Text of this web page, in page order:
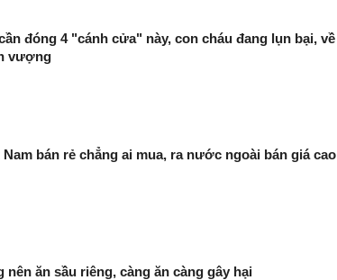
đóng 4 "cánh cửa" này, con cháu đang lụn bại, về
vượng
bán rẻ chẳng ai mua, ra nước ngoài bán giá cao
ăn sầu riêng, càng ăn càng gây hại